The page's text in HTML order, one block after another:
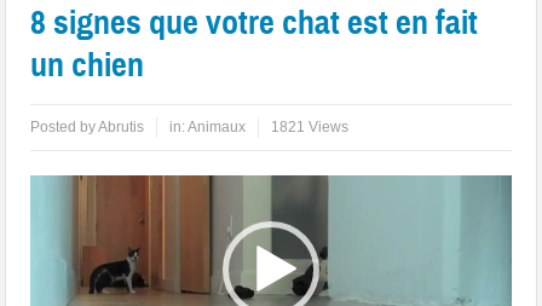
8 signes que votre chat est en fait
un chien
Posted byAbrutis in:Animaux 1821 Views
Lecteur